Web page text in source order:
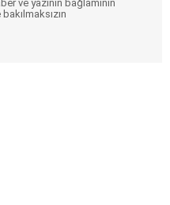
ve yazının bağlamının